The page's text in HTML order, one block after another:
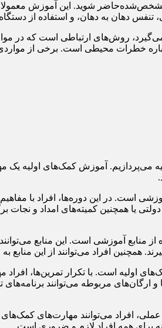
شوید. این آموزش معمولا
دهان به دهان، و استفاده از
روش‌های ارتباطی است که در
خطرات محیطی است. برخی از
آموزش کمک‌های اولیه یک
است. در این دوره‌ها، افراد با
یا همچنین کمیته‌های امداد و نجات
آموزشی است. این منابع
همچنین افراد می‌توانند از این منابع
اولیه است. با تکرار تمرین‌ها،
مربوطه می‌توانند برنامه‌های
افراد می‌توانند مهارت‌های کمک‌های
برای همه افراد لازم و ضروری است.